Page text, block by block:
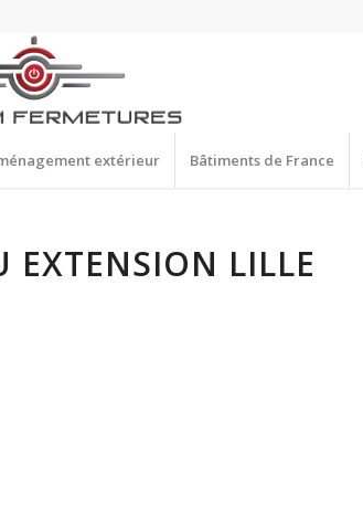
extérieur Bâtiments de France
EXTENSION LILLE